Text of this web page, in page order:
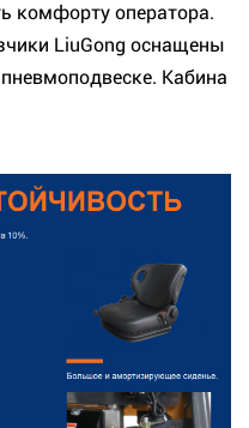
комфорту оператора.
LiuGong оснащены
Кабина